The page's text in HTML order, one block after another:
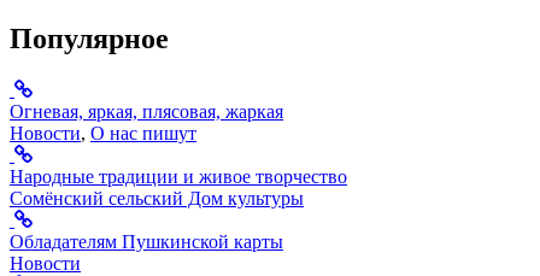
Популярное
Огневая, яркая, плясовая, жаркая
Новости, О нас пишут
Народные традиции и живое творчество
Сомёнский сельский Дом культуры
Обладателям Пушкинской карты
Новости